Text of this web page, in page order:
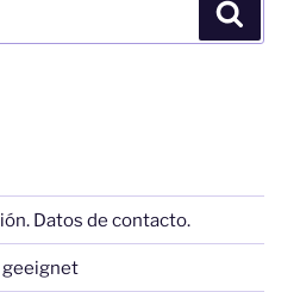
Datos de contacto.